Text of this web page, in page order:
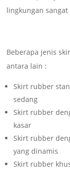
lingkungan
Beberapa jenis
antara lain :
Skirt rubber
sedang
Skirt rubber
kasar
Skirt rubber
yang dinamis
Skirt rubber